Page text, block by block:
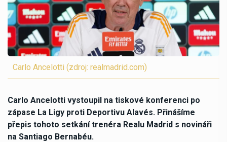
Carlo Ancelotti (zdroj: realmadrid.com)
Carlo Ancelotti vystoupil na tiskové konferenci po
zápase La Ligy proti Deportivu Alavés. Přinášíme
přepis tohoto setkání trenéra Realu Madrid s novináři
na Santiago Bernabéu.